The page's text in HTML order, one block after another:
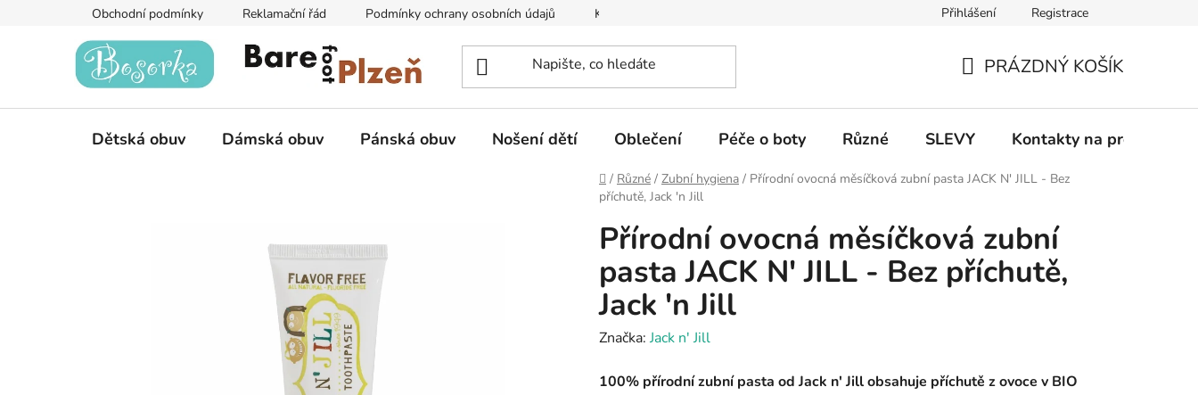
Obchodní podmínky Reklamační řád Podmínky ochrany osobních údajů Kontakty na prodejny Informace k on-line platbám Odstoupení od
Přihlášení Registrace
KOŠÍK
PRÁZDNÝ KOŠÍK
Dětská obuv Dámská obuv Pánská obuv Nošení dětí Oblečení Péče o boty Různé SLEVY Kontakty na prodejny
Domů
/ Různé / Zubní hygiena / Přírodní ovocná měsíčková zubní pasta JACK N' JILL - Bez
příchutě, Jack 'n Jill
Přírodní ovocná měsíčková zubní
pasta JACK N' JILL - Bez příchutě,
Jack 'n Jill
Značka: Jack n' Jill
100% přírodní zubní pasta od Jack n' Jill obsahuje příchutě z ovoce v BIO